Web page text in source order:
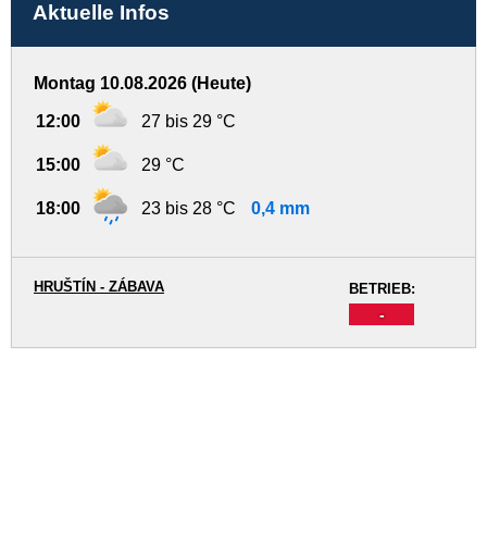
Aktuelle Infos
Montag 10.08.2026 (Heute)
12:00 27 bis 29 °C
15:00 29 °C
18:00 23 bis 28 °C 0,4 mm
BETRIEB:
-
HRUŠTÍN - ZÁBAVA